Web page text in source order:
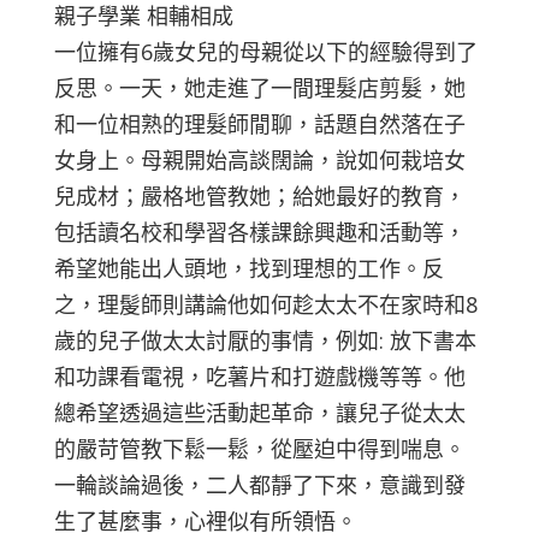
親子學業 相輔相成
一位擁有6歲女兒的母親從以下的經驗得到了
反思。一天，她走進了一間理髮店剪髮，她
和一位相熟的理髮師閒聊，話題自然落在子
女身上。母親開始高談闊論，說如何栽培女
兒成材；嚴格地管教她；給她最好的教育，
包括讀名校和學習各樣課餘興趣和活動等，
希望她能出人頭地，找到理想的工作。反
之，理髲師則講論他如何趁太太不在家時和8
歲的兒子做太太討厭的事情，例如: 放下書本
和功課看電視，吃薯片和打遊戲機等等。他
總希望透過這些活動起革命，讓兒子從太太
的嚴苛管教下鬆一鬆，從壓迫中得到喘息。
一輪談論過後，二人都靜了下來，意識到發
生了甚麼事，心裡似有所領悟。